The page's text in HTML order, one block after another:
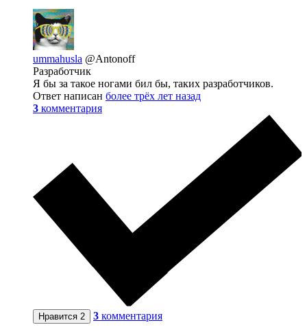
ummahusla @Antonoff
Разработчик
Я бы за такое ногами бил бы, таких разработчиков.
Ответ написан более трёх лет назад
3 комментария
Нравится 2 3 комментария